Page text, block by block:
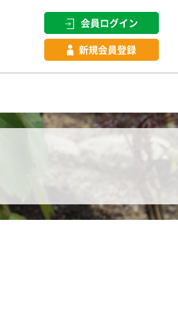
会員ログイン
新規会員登録